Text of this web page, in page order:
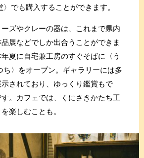
〉でも購入することができます。
ズやクレーの器は、これまで県内
展などでしか出合うことができま
夏に自宅兼工房のすぐそばに〈う
ち〉をオープン。ギャラリーには多
示されており、ゆっくり鑑賞もで
。カフェでは、くにさきかたち工
楽しむことも。